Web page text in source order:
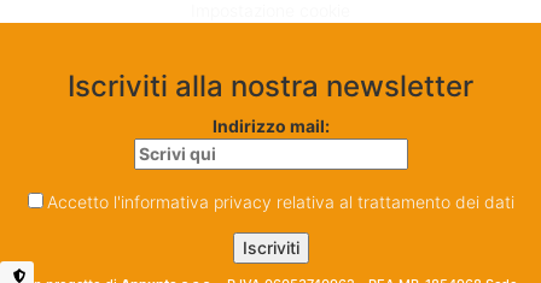
Iscriviti alla nostra newsletter
Indirizzo mail:
Accetto l'informativa privacy relativa al trattamento dei dati